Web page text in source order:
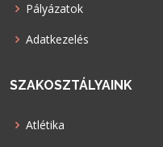
Pályázatok
Adatkezelés
SZAKOSZTÁLYAINK
Atlétika